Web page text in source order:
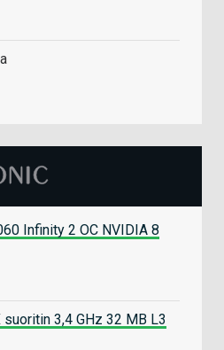
Infinity 2 OC NVIDIA 8
3,4 GHz 32 MB L3